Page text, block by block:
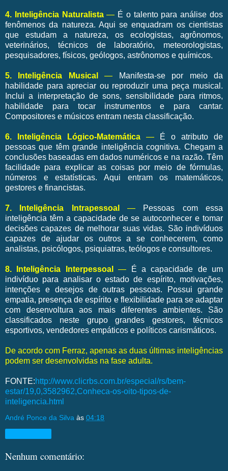
4. Inteligência Naturalista— É o talento para análise dos
fenômenos da natureza. Aqui se enquadram os cientistas
que estudam a natureza, os ecologistas, agrônomos,
veterinários, técnicos de laboratório, meteorologistas,
pesquisadores, físicos, geólogos, astrônomos e químicos.
5. Inteligência Musical — Manifesta-se por meio da
habilidade para apreciar ou reproduzir uma peça musical.
Inclui a interpretação de sons, sensibilidade para ritmos,
habilidade para tocar instrumentos e para cantar.
Compositores e músicos entram nesta classificação.
6. Inteligência Lógico-Matemática — É o atributo de
pessoas que têm grande inteligência cognitiva. Chegam a
conclusões baseadas em dados numéricos e na razão. Têm
facilidade para explicar as coisas por meio de fórmulas,
números e estatísticas. Aqui entram os matemáticos,
gestores e financistas.
7. Inteligência Intrapessoal — Pessoas com essa
inteligência têm a capacidade de se autoconhecer e tomar
decisões capazes de melhorar suas vidas. São indivíduos
capazes de ajudar os outros a se conhecerem, como
analistas, psicólogos, psiquiatras, teólogos e consultores.
8. Inteligência Interpessoal —
É a capacidade de um
indivíduo para analisar o estado de espírito, motivações,
intenções e desejos de outras pessoas. Possui grande
empatia, presença de espírito e flexibilidade para se adaptar
com desenvoltura aos mais diferentes ambientes. São
classificados neste grupo grandes gestores, técnicos
esportivos, vendedores empáticos e políticos carismáticos.
De acordo com Ferraz, apenas as duas últimas inteligências
podem ser desenvolvidas na fase adulta.
FONTE:http://www.clicrbs.com.br/especial/rs/bem-
estar/19,0,3582962,Conheca-os-oito-tipos-de-
inteligencia.html
André Ponce da Silva às 04:18
Nenhum comentário: